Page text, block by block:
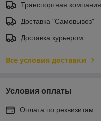
Транспортная компания
Доставка "Самовывоз"
Доставка курьером
Все условия доставки
Условия оплаты
Оплата по реквизитам